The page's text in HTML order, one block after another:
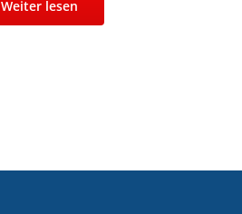
Weiter lesen